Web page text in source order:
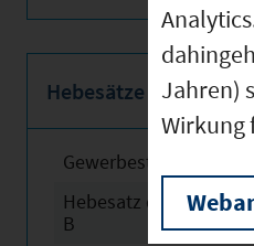
Hebesätze
Gewerbesteuerhebesatz
Hebesatz der
B
Jahren)
Wirkung